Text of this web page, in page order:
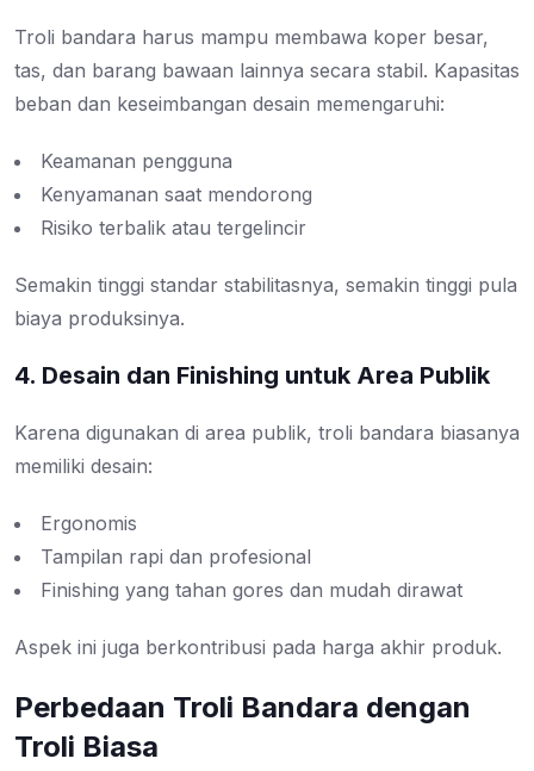
Troli bandara harus mampu membawa koper besar,
tas, dan barang bawaan lainnya secara stabil. Kapasitas
beban dan keseimbangan desain memengaruhi:
Keamanan pengguna
Kenyamanan saat mendorong
Risiko terbalik atau tergelincir
Semakin tinggi standar stabilitasnya, semakin tinggi pula
biaya produksinya.
4. Desain dan Finishing untuk Area Publik
Karena digunakan di area publik, troli bandara biasanya
memiliki desain:
Ergonomis
Tampilan rapi dan profesional
Finishing yang tahan gores dan mudah dirawat
Aspek ini juga berkontribusi pada harga akhir produk.
Perbedaan Troli Bandara dengan
Troli Biasa